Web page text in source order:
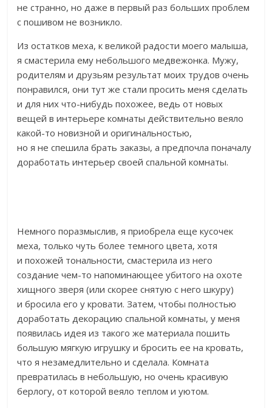
не странно, но даже в первый раз больших проблем
с пошивом не возникло.
Из остатков меха, к великой радости моего малыша,
я смастерила ему небольшого медвежонка. Мужу,
родителям и друзьям результат моих трудов очень
понравился, они тут же стали просить меня сделать
и для них что-нибудь похожее, ведь от новых
вещей в интерьере комнаты действительно веяло
какой-то новизной и оригинальностью,
но я не спешила брать заказы, а предпочла поначалу
доработать интерьер своей спальной комнаты.
Немного поразмыслив, я приобрела еще кусочек
меха, только чуть более темного цвета, хотя
и похожей тональности, смастерила из него
создание чем-то напоминающее убитого на охоте
хищного зверя (или скорее снятую с него шкуру)
и бросила его у кровати. Затем, чтобы полностью
доработать декорацию спальной комнаты, у меня
появилась идея из такого же материала пошить
большую мягкую игрушку и бросить ее на кровать,
что я незамедлительно и сделала. Комната
превратилась в небольшую, но очень красивую
берлогу, от которой веяло теплом и уютом.